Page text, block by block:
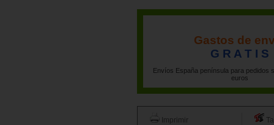
Gastos de
G R A T I S
Envíos España península para pedidos
euros
Imprimir